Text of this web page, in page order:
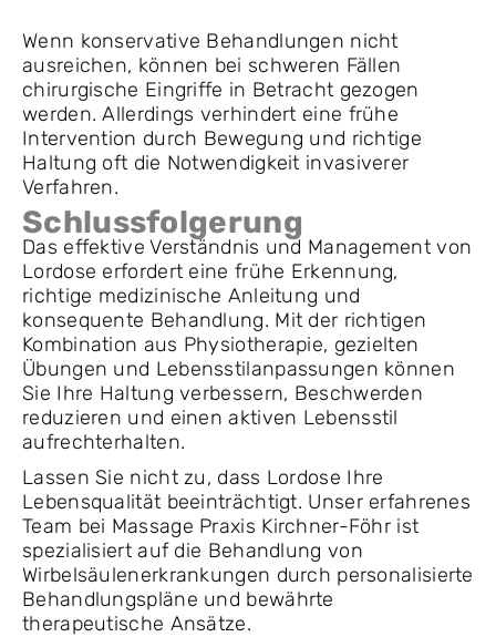
Wenn konservative Behandlungen nicht
ausreichen, können bei schweren Fällen
chirurgische Eingriffe in Betracht gezogen
werden. Allerdings verhindert eine frühe
Intervention durch Bewegung und richtige
Haltung oft die Notwendigkeit invasiverer
Verfahren.
Schlussfolgerung
Das effektive Verständnis und Management von
Lordose erfordert eine frühe Erkennung,
richtige medizinische Anleitung und
konsequente Behandlung. Mit der richtigen
Kombination aus Physiotherapie, gezielten
Übungen und Lebensstilanpassungen können
Sie Ihre Haltung verbessern, Beschwerden
reduzieren und einen aktiven Lebensstil
aufrechterhalten.
Lassen Sie nicht zu, dass Lordose Ihre
Lebensqualität beeinträchtigt. Unser erfahrenes
Team bei Massage Praxis Kirchner-Föhr ist
spezialisiert auf die Behandlung von
Wirbelsäulenerkrankungen durch personalisierte
Behandlungspläne und bewährte
therapeutische Ansätze.